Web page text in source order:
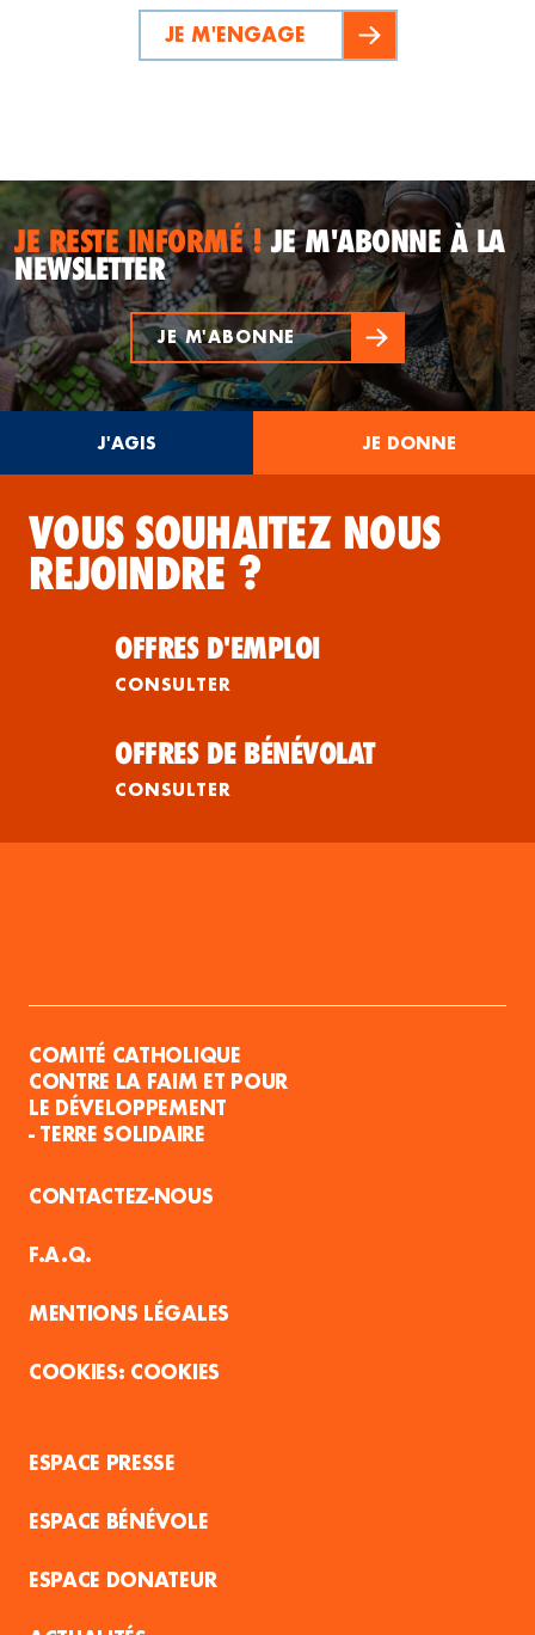
JE M'ENGAGE
JE RESTE INFORMÉ !JE M'ABONNE À LA
NEWSLETTER
JE M'ABONNE
J'AGIS JE DONNE
VOUS SOUHAITEZ NOUS
REJOINDRE ?
OFFRES D'EMPLOI
CONSULTER
OFFRES DE BÉNÉVOLAT
CONSULTER
COMITÉ CATHOLIQUE
CONTRE LA FAIM ET POUR
LE DÉVELOPPEMENT
- TERRE SOLIDAIRE
CONTACTEZ-NOUS
F.A.Q.
MENTIONS LÉGALES
COOKIES
ESPACE PRESSE
ESPACE BÉNÉVOLE
ESPACE DONATEUR